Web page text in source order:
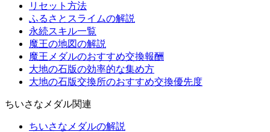
リセット方法
ふるさとスライムの解説
永続スキル一覧
魔王の地図の解説
魔王メダルのおすすめ交換報酬
大地の石版の効率的な集め方
大地の石版交換所のおすすめ交換優先度
ちいさなメダル関連
ちいさなメダルの解説